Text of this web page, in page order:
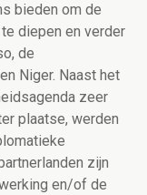
bieden om de
diepen en verder
de
Niger. Naast het
zeer
plaatse, werden
zijn
en/of de